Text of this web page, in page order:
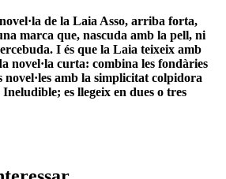
de la Laia Asso, arriba forta,
marca que, nascuda amb la pell, ni
I és que la Laia teixeix amb
novel·la curta: combina les fondàries
novel·les amb la simplicitat colpidora
es llegeix en dues o tres